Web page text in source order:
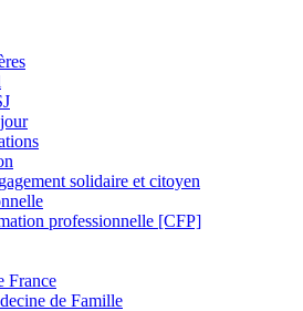
solidaire et citoyen
professionnelle [CFP]
France
de Famille